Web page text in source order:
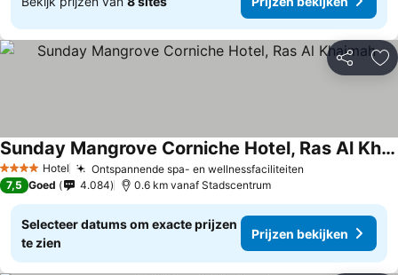
Delen
4 SterrenHotel Ontspannende spa- en wellnessfaciliteiten
Sunday Mangrove Corniche Hotel, Ras Al Khaimah
7,5 Goed 4.084 0.6 km vanaf Stadscentrum
Selecteer datums om exacte prijzen
te zien
Prijzen bekijken